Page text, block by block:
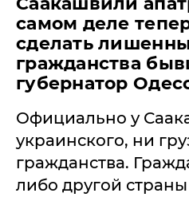
самом деле
сделать
гражданства
губернатор
Официально у
украинского, ни
гражданства.
либо другой